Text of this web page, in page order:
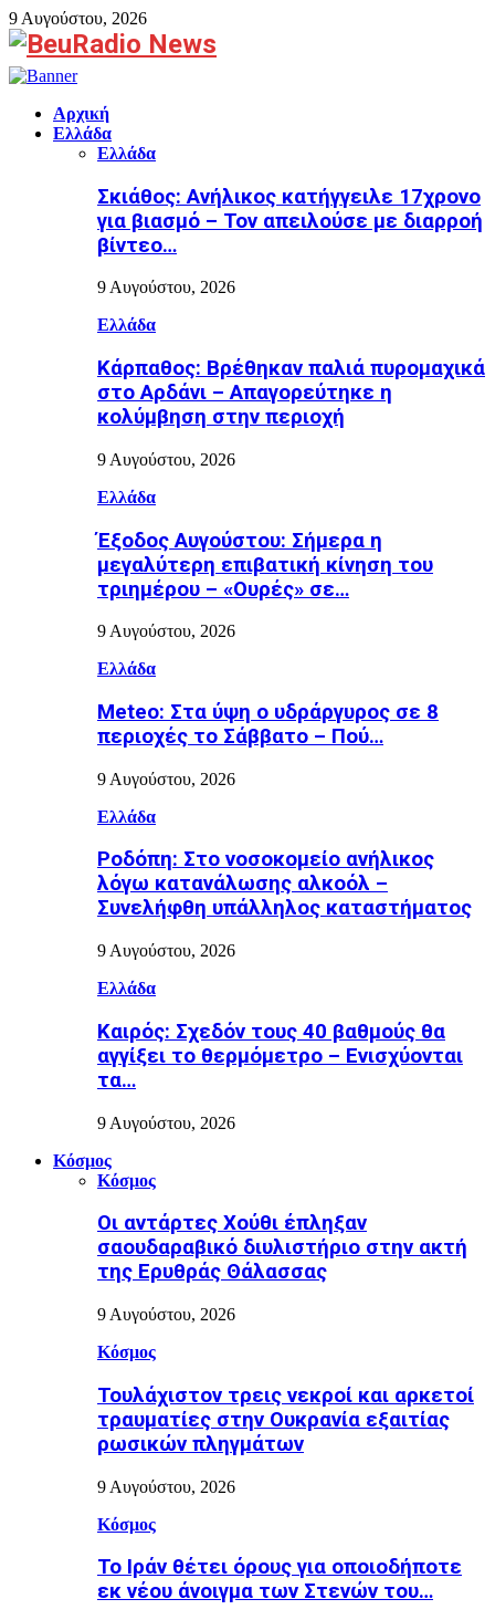
9 Αυγούστου, 2026
Facebook
Αρχική
Ελλάδα
Ελλάδα
Σκιάθος: Ανήλικος κατήγγειλε 17χρονο
για βιασμό – Τον απειλούσε με διαρροή
βίντεο…
9 Αυγούστου, 2026
Ελλάδα
Κάρπαθος: Βρέθηκαν παλιά πυρομαχικά
στο Αρδάνι – Απαγορεύτηκε η
κολύμβηση στην περιοχή
9 Αυγούστου, 2026
Ελλάδα
Έξοδος Αυγούστου: Σήμερα η
μεγαλύτερη επιβατική κίνηση του
τριημέρου – «Ουρές» σε…
9 Αυγούστου, 2026
Ελλάδα
Meteo: Στα ύψη ο υδράργυρος σε 8
περιοχές το Σάββατο – Πού…
9 Αυγούστου, 2026
Ελλάδα
Ροδόπη: Στο νοσοκομείο ανήλικος
λόγω κατανάλωσης αλκοόλ –
Συνελήφθη υπάλληλος καταστήματος
9 Αυγούστου, 2026
Ελλάδα
Καιρός: Σχεδόν τους 40 βαθμούς θα
αγγίξει το θερμόμετρο – Ενισχύονται
τα…
9 Αυγούστου, 2026
Κόσμος
Κόσμος
Οι αντάρτες Χούθι έπληξαν
σαουδαραβικό διυλιστήριο στην ακτή
της Ερυθράς Θάλασσας
9 Αυγούστου, 2026
Κόσμος
Τουλάχιστον τρεις νεκροί και αρκετοί
τραυματίες στην Ουκρανία εξαιτίας
ρωσικών πληγμάτων
9 Αυγούστου, 2026
Κόσμος
Το Ιράν θέτει όρους για οποιοδήποτε
εκ νέου άνοιγμα των Στενών του…